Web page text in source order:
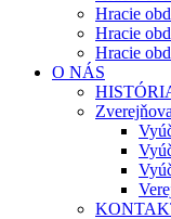
Hracie
Hracie
Hracie
O NÁS